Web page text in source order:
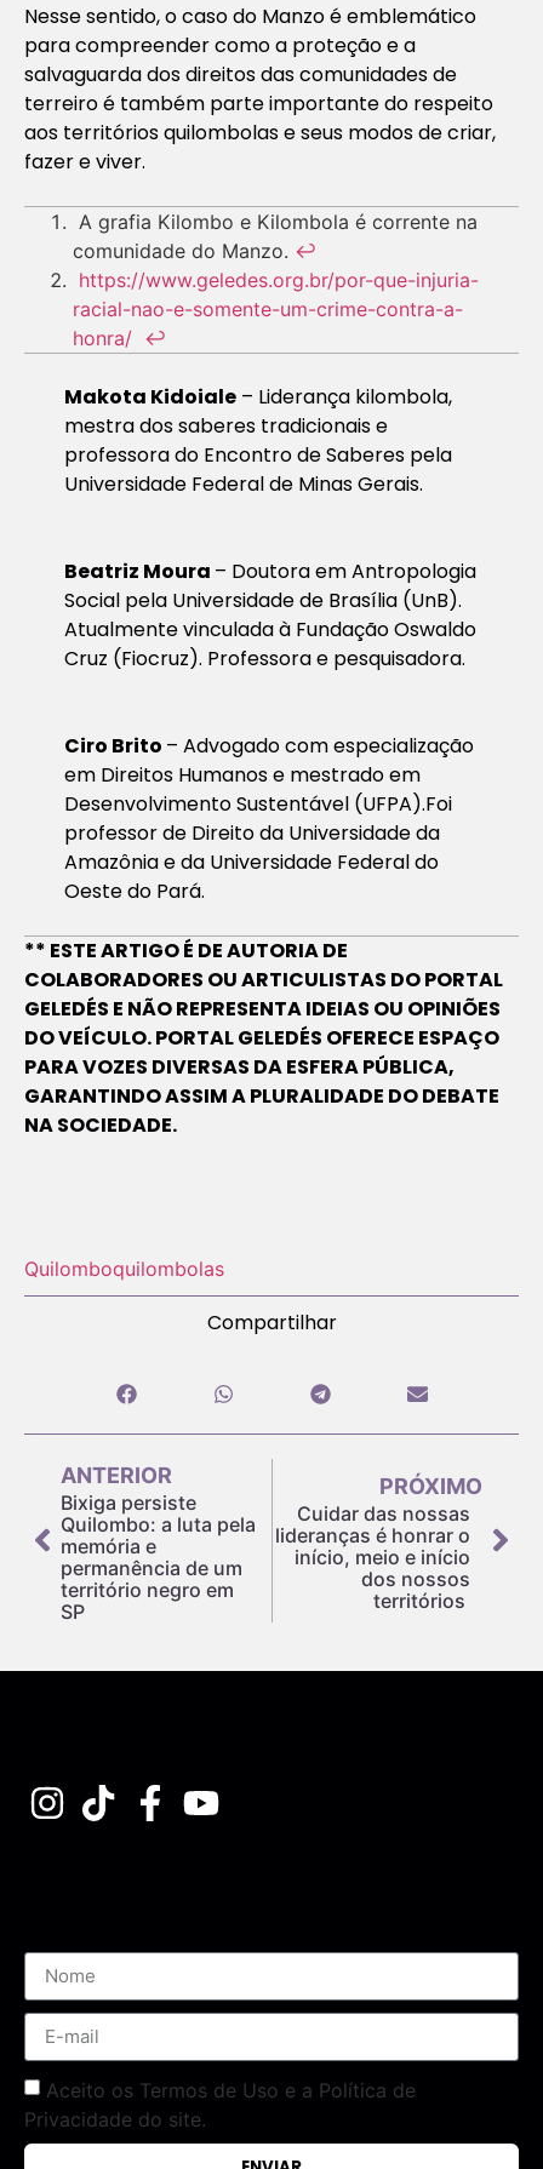
Nesse sentido, o caso do Manzo é emblemático
para compreender como a proteção e a
salvaguarda dos direitos das comunidades de
terreiro é também parte importante do respeito
aos territórios quilombolas e seus modos de criar,
fazer e viver.
A grafia Kilombo e Kilombola é corrente na
comunidade do Manzo. ↩︎
https://www.geledes.org.br/por-que-injuria-
racial-nao-e-somente-um-crime-contra-a-
honra/ ↩︎
Makota Kidoiale– Liderança kilombola,
mestra dos saberes tradicionais e
professora do Encontro de Saberes pela
Universidade Federal de Minas Gerais.
Beatriz Moura – Doutora em Antropologia
Social pela Universidade de Brasília (UnB).
Atualmente vinculada à Fundação Oswaldo
Cruz (Fiocruz). Professora e pesquisadora.
Ciro Brito – Advogado com especialização
em Direitos Humanos e mestrado em
Desenvolvimento Sustentável (UFPA).Foi
professor de Direito da Universidade da
Amazônia e da Universidade Federal do
Oeste do Pará.
** ESTE ARTIGO É DE AUTORIA DE
COLABORADORES OU ARTICULISTAS DO PORTAL
GELEDÉS E NÃO REPRESENTA IDEIAS OU OPINIÕES
DO VEÍCULO. PORTAL GELEDÉS OFERECE ESPAÇO
PARA VOZES DIVERSAS DA ESFERA PÚBLICA,
GARANTINDO ASSIM A PLURALIDADE DO DEBATE
NA SOCIEDADE.
Quilomboquilombolas
Compartilhar
ANTERIOR
Bixiga persiste
Quilombo: a luta pela
memória e
permanência de um
território negro em
SP
PRÓXIMO
Cuidar das nossas
lideranças é honrar o
início, meio e início
dos nossos
territórios
Aceito os Termos de Uso e a Política de
Privacidade do site.